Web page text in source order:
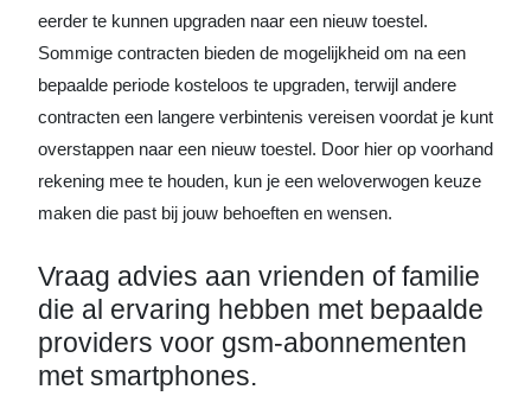
eerder te kunnen upgraden naar een nieuw toestel.
Sommige contracten bieden de mogelijkheid om na een
bepaalde periode kosteloos te upgraden, terwijl andere
contracten een langere verbintenis vereisen voordat je kunt
overstappen naar een nieuw toestel. Door hier op voorhand
rekening mee te houden, kun je een weloverwogen keuze
maken die past bij jouw behoeften en wensen.
Vraag advies aan vrienden of familie
die al ervaring hebben met bepaalde
providers voor gsm-abonnementen
met smartphones.